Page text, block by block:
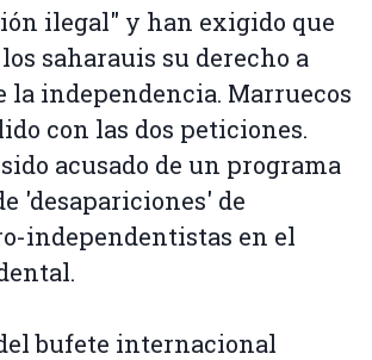
ilegal" y han exigido que
saharauis su derecho a
la independencia. Marruecos
con las dos peticiones.
acusado de un programa
'desapariciones' de
independentistas en el
bufete internacional